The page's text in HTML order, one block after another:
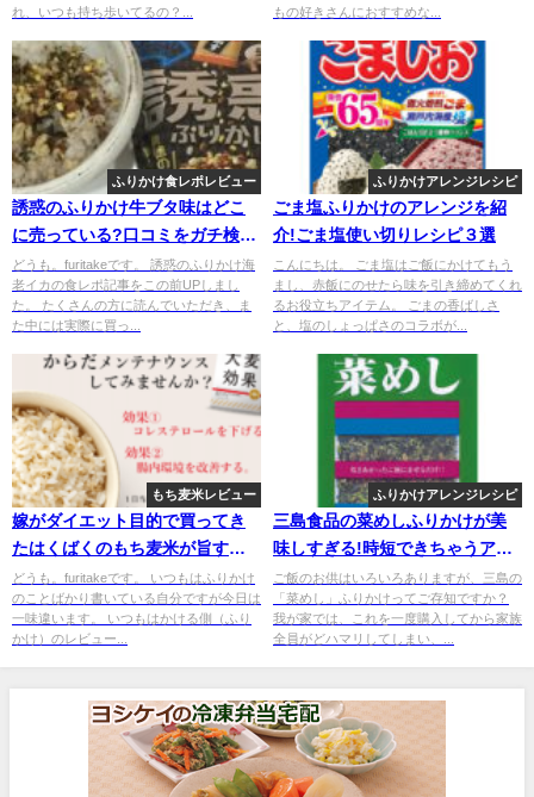
れ、いつも持ち歩いてるの？...
もの好きさんにおすすめな...
ふりかけ食レポレビュー
誘惑のふりかけ牛ブタ味はどこ
に売っている?口コミをガチ検証
してレビューしてみる。
どうも。furitakeです。 誘惑のふりかけ海
老イカの食レポ記事をこの前UPしまし
た。 たくさんの方に読んでいただき、ま
た中には実際に買っ...
ふりかけアレンジレシピ
ごま塩ふりかけのアレンジを紹
介!ごま塩使い切りレシピ３選
こんにちは。 ごま塩はご飯にかけてもう
まし、赤飯にのせたら味を引き締めてくれ
るお役立ちアイテム。 ごまの香ばしさ
と、塩のしょっぱさのコラボが...
もち麦米レビュー
嫁がダイエット目的で買ってき
たはくばくのもち麦米が旨すぎ
るので全力でレビューしてみる
どうも。furitakeです。 いつもはふりかけ
のことばかり書いている自分ですが今日は
一味違います。 いつもはかける側（ふり
かけ）のレビュー...
ふりかけアレンジレシピ
三島食品の菜めしふりかけが美
味しすぎる!時短できちゃうアレ
ンジレシピも!
ご飯のお供はいろいろありますが、三島の
「菜めし」ふりかけってご存知ですか？
我が家では、これを一度購入してから家族
全員がどハマリしてしまい、...